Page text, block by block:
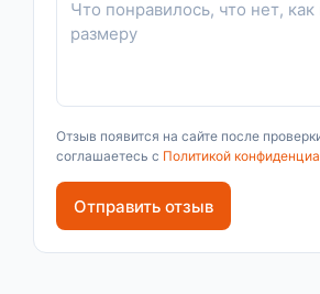
Отзыв появится на сайте после
соглашаетесь с Политикой
Отправить отзыв